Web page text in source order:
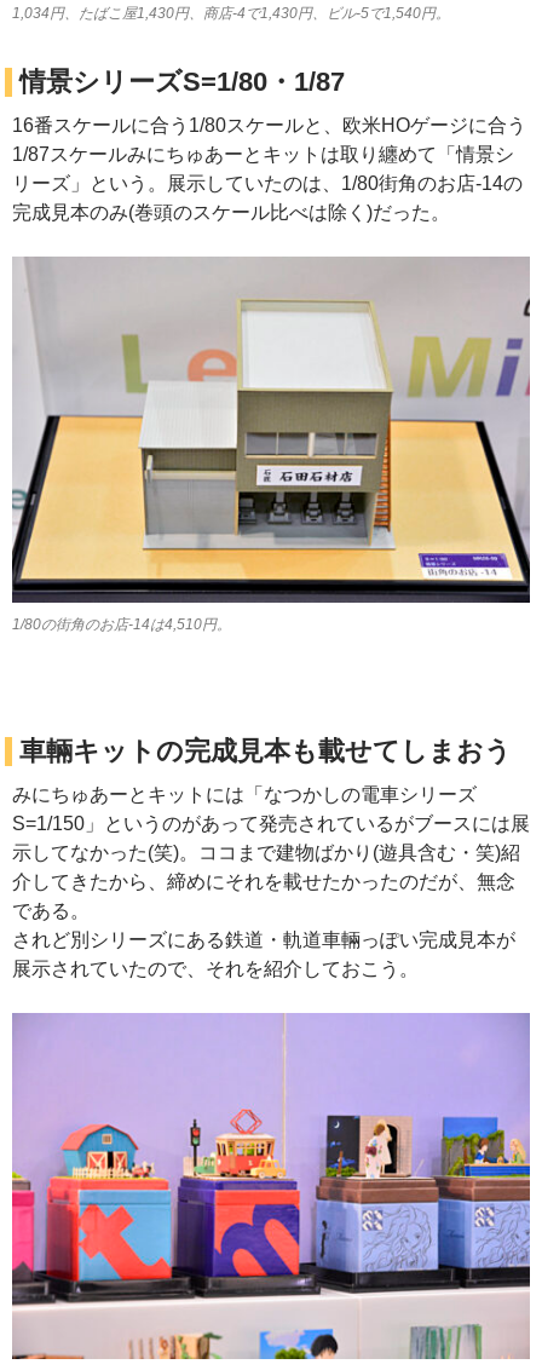
1,034円、たばこ屋1,430円、商店-4で1,430円、ビル-5で1,540円。
情景シリーズS=1/80・1/87
16番スケールに合う1/80スケールと、欧米HOゲージに合う
1/87スケールみにちゅあーとキットは取り纏めて「情景シ
リーズ」という。展示していたのは、1/80街角のお店-14の
完成見本のみ(巻頭のスケール比べは除く)だった。
1/80の街角のお店-14は4,510円。
車輛キットの完成見本も載せてしまおう
みにちゅあーとキットには「なつかしの電車シリーズ
S=1/150」というのがあって発売されているがブースには展
示してなかった(笑)。ココまで建物ばかり(遊具含む・笑)紹
介してきたから、締めにそれを載せたかったのだが、無念
である。
されど別シリーズにある鉄道・軌道車輛っぽい完成見本が
展示されていたので、それを紹介しておこう。